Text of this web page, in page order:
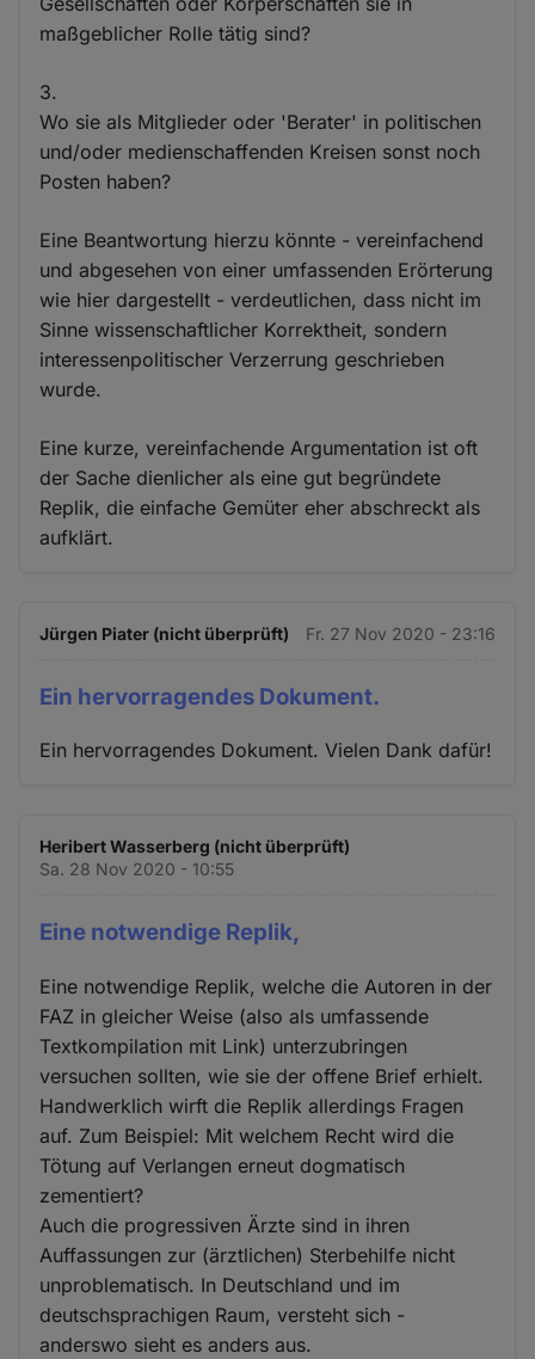
maßgeblicher Rolle tätig sind?
3.
Wo sie als Mitglieder oder 'Berater' in politischen
und/oder medienschaffenden Kreisen sonst noch
Posten haben?
Eine Beantwortung hierzu könnte - vereinfachend
und abgesehen von einer umfassenden Erörterung
wie hier dargestellt - verdeutlichen, dass nicht im
Sinne wissenschaftlicher Korrektheit, sondern
interessenpolitischer Verzerrung geschrieben
wurde.
Eine kurze, vereinfachende Argumentation ist oft
der Sache dienlicher als eine gut begründete
Replik, die einfache Gemüter eher abschreckt als
aufklärt.
Jürgen Piater (nicht überprüft) Fr. 27 Nov 2020 - 23:16
Ein hervorragendes Dokument.
Ein hervorragendes Dokument. Vielen Dank dafür!
Heribert Wasserberg (nicht überprüft)
Sa. 28 Nov 2020 - 10:55
Eine notwendige Replik,
Eine notwendige Replik, welche die Autoren in der
FAZ in gleicher Weise (also als umfassende
Textkompilation mit Link) unterzubringen
versuchen sollten, wie sie der offene Brief erhielt.
Handwerklich wirft die Replik allerdings Fragen
auf. Zum Beispiel: Mit welchem Recht wird die
Tötung auf Verlangen erneut dogmatisch
zementiert?
Auch die progressiven Ärzte sind in ihren
Auffassungen zur (ärztlichen) Sterbehilfe nicht
unproblematisch. In Deutschland und im
deutschsprachigen Raum, versteht sich -
anderswo sieht es anders aus.